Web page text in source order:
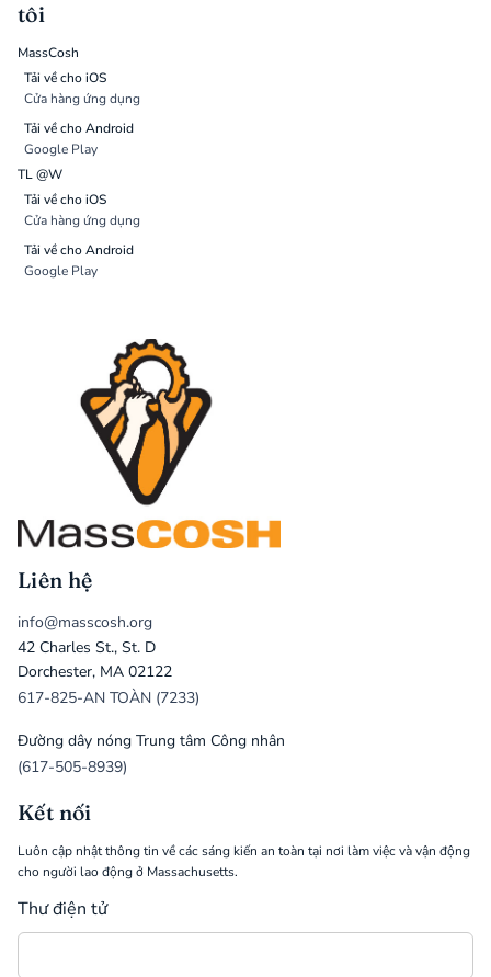
tôi
MassCosh
Tải về cho iOS
Cửa hàng ứng dụng
Tải về cho Android
Google Play
TL @W
Tải về cho iOS
Cửa hàng ứng dụng
Tải về cho Android
Google Play
Liên hệ
info@masscosh.org
42 Charles St., St. D
Dorchester, MA 02122
617-825-AN TOÀN (7233)
Đường dây nóng Trung tâm Công nhân
(617-505-8939)
Kết nối
Luôn cập nhật thông tin về các sáng kiến an toàn tại nơi làm việc và vận động
cho người lao động ở Massachusetts.
Thư điện tử